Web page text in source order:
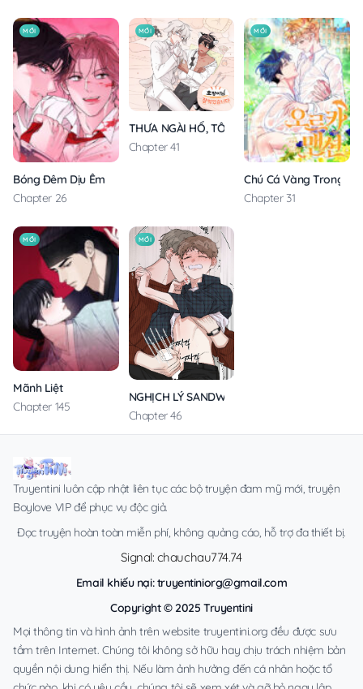
MỚI
Bóng Đêm Dịu Êm
Chapter 26
MỚI
THƯA NGÀI HỔ, TÔI ĐÃ ĂN RẤT NGON MIỆNG
Chapter 41
MỚI
Chú Cá Vàng Trong
Chapter 31
MỚI
Mãnh Liệt
Chapter 145
MỚI
NGHỊCH LÝ SANDWICH
Chapter 46
Truyentini luôn cập nhật liên tục các bộ truyện đam mỹ mới, truyện
Boylove VIP để phục vụ độc giả.
Đọc truyện hoàn toàn miễn phí, không quảng cáo, hỗ trợ đa thiết bị.
Signal: chauchau774.74
Email khiếu nại:truyentiniorg@gmail.com
Copyright © 2025 Truyentini
Mọi thông tin và hình ảnh trên website truyentini.org đều được sưu
tầm trên Internet. Chúng tôi không sở hữu hay chịu trách nhiệm bản
quyền nội dung hiển thị. Nếu làm ảnh hưởng đến cá nhân hoặc tổ